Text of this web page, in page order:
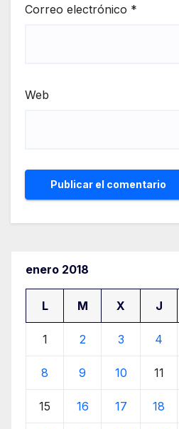
Correo electrónico *
Web
enero 2018
L M X J
1 2 3 4
8 9 10 11
15 16 17 18